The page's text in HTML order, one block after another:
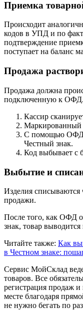
Приемка
Происходит
кодов в УПД и по
подтверждение
поступает на баланс
Продажа
Продажа должна
подключенную к ОФД.
Кассир
Маркированный
С помощью ОФД
Честный знак.
Код выбывает с
Выбытие и
Изделия
продажи.
После того, как ОФД
знак, товар выводится
Читайте также: Как
в Честном знаке:
Сервис МойСклад
товаров. Все
регистрация продаж
месте благодаря
не нужно бегать по